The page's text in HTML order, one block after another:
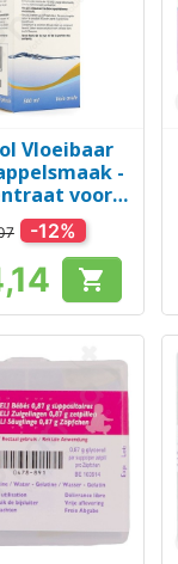
bekijken
Vloeibaar
-
voor
500 ml
-12%
Prijs 